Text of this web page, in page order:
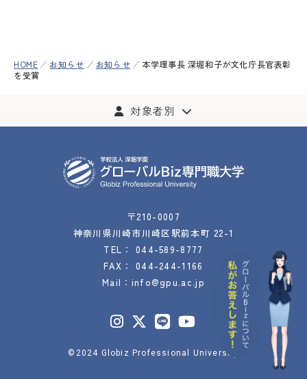
HOME お知らせ お知らせ
本学理事長 深堀和子が文化庁長官表彰
を受賞
対象者別
〒210-0007
神奈川県川崎市川崎区駅前本町 22-1
TEL： 044-589-8777
FAX： 044-244-1166
Mail： info@gpu.ac.jp
©2024 Globiz Professional University